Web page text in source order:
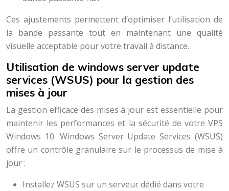
Ces ajustements permettent d’optimiser l’utilisation de
la bande passante tout en maintenant une qualité
visuelle acceptable pour votre travail à distance.
Utilisation de windows server update
services (WSUS) pour la gestion des
mises à jour
La gestion efficace des mises à jour est essentielle pour
maintenir les performances et la sécurité de votre VPS
Windows 10. Windows Server Update Services (WSUS)
offre un contrôle granulaire sur le processus de mise à
jour :
Installez WSUS sur un serveur dédié dans votre